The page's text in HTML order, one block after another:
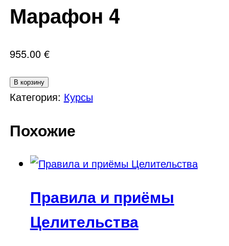
Марафон 4
955.00 €
Количество
товара
Марафон
В корзину
Категория: Курсы
Похожие
Правила и приёмы
Целительства